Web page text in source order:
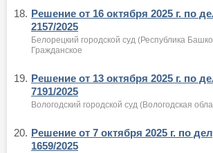
18. Решение от 16 октября 2025 г. по
2157/2025
Белорецкий городской суд (Республика
Гражданское
19. Решение от 13 октября 2025 г. по
7191/2025
Вологодский городской суд (Вологодская
20. Решение от 7 октября 2025 г. по
1659/2025